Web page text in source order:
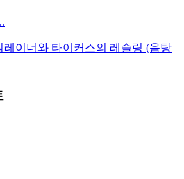
레이너와 타이커스의 레슬링 (음탕